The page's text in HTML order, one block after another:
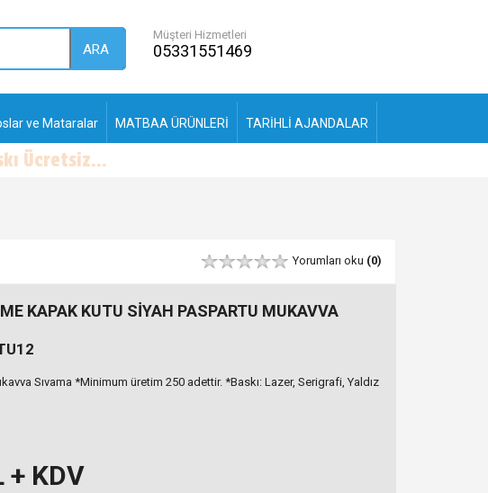
ARA
Müşteri Hizmetleri
05331551469
ve Mataralar MATBAA ÜRÜNLERİ TARİHLİ AJANDALAR
Yorumları oku (0)
KAPAK KUTU SİYAH PASPARTU MUKAVVA
Sıvama *Minimum üretim 250 adettir. *Baskı: Lazer, Serigrafi, Yaldız
+ KDV